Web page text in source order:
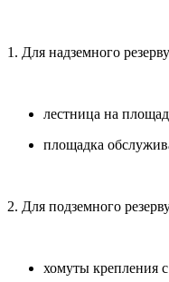
1. Для надземного
лестница на
площадка
2. Для подземного
хомуты крепления